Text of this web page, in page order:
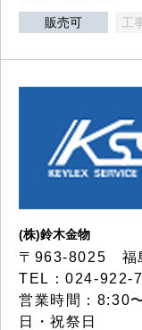
販売可 工
(株)鈴木金物
〒963-8025 福
TEL：024-922-
営業時間：8:30
日・祝祭日